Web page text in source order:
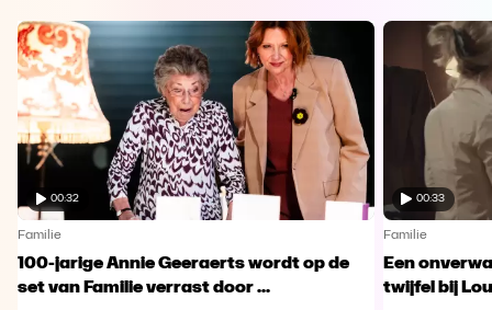
00:32
Familie
100-jarige Annie Geeraerts wordt op de
set van Familie verrast door ...
00:33
Familie
Een
twijfel bij